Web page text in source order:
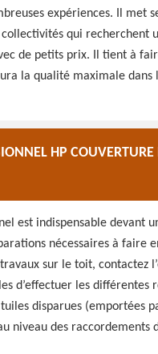
expériences. Il met
qui recherchent
de petits prix. Il tient à
la qualité maximale dans
HP
est indispensable devant
nécessaires à faire
sur le toit, contactez
d’effectuer les différentes
disparues (emportées
niveau des raccordements